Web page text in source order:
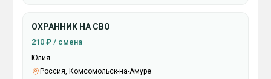
ОХРАННИК НА СВО
210 ₽ / смена
Юлия
Россия, Комсомольск-на-Амуре